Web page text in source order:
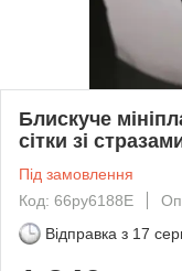
Блискуче
сітки зі
Під замовлення
Код: 66py6188Е
Відправка з 17